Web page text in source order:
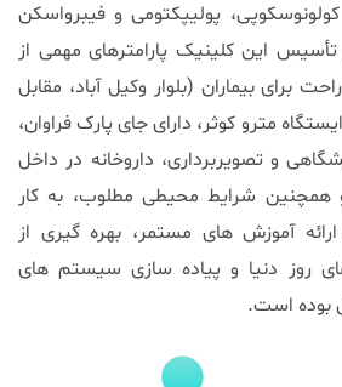
پولیپکتومی و فیبرواسکن
تأسیس این کلینیک پارامترهای مهمی از
برای بیماران (بلوار وکیل آباد، مقابل
مترو کوثر، دارای جای پارک فراوان،
و تصویربرداری، داروخانه در داخل
همچنین شرایط محیطی مطلوب، به کار
آموزش های مستمر، بهره گیری از
روز دنیا و پیاده سازی سیستم های
بوده است.